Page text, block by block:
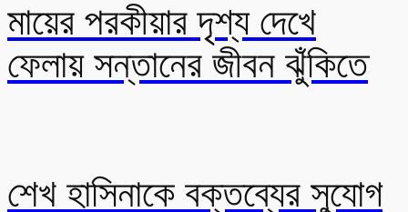
মায়ের পরকীয়ার দৃশ্য দেখে
ফেলায় সন্তানের জীবন ঝুঁকিতে
শেখ হাসিনাকে বক্তব্যের সুযোগ